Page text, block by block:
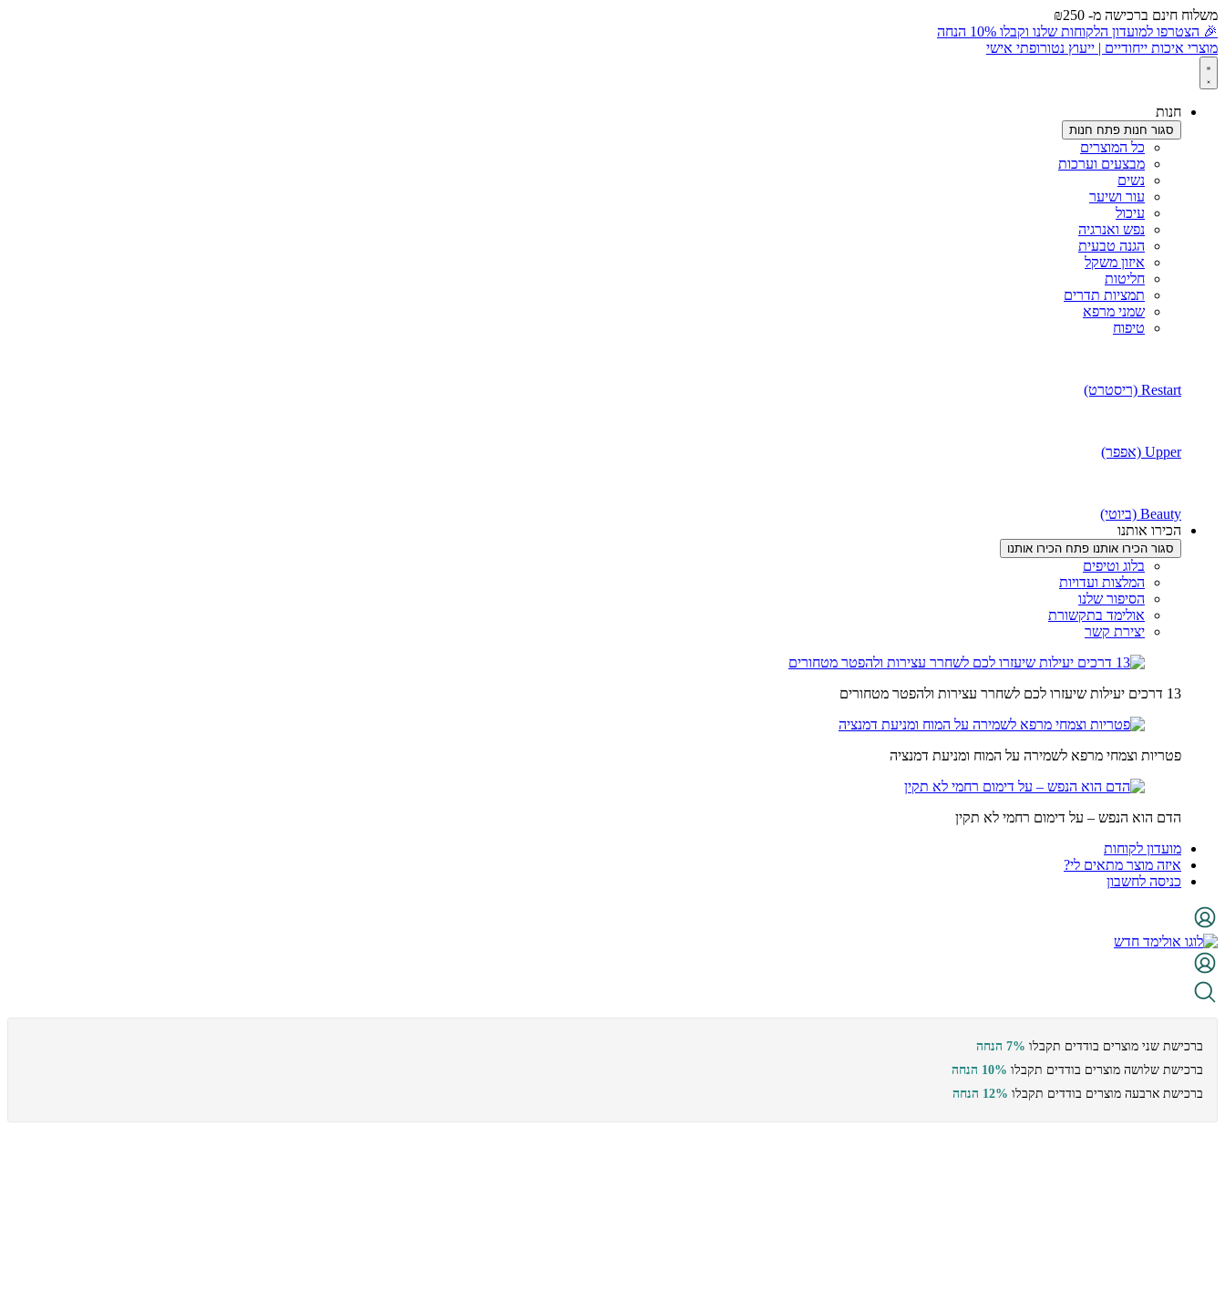
לתוכן
משלוח חינם ברכישה מ- ₪250
🎉 הצטרפו למועדון הלקוחות שלנו וקבלו 10% הנחה
מוצרי איכות ייחודיים | ייעוץ נטורופתי אישי
חנות
סגור חנות פתח חנות
כל המוצרים
מבצעים וערכות
נשים
עור ושיער
עיכול
נפש ואנרגיה
הגנה טבעית
איזון משקל
חליטות
תמציות תדרים
שמני מרפא
טיפוח
Restart (ריסטרט)
Upper (אפפר)
Beauty (ביוטי)
הכירו אותנו
סגור הכירו אותנו פתח הכירו אותנו
בלוג וטיפים
המלצות ועדויות
הסיפור שלנו
אולימד בתקשורת
יצירת קשר
13 דרכים יעילות שיעזרו לכם לשחרר עצירות ולהפטר מטחורים
פטריות וצמחי מרפא לשמירה על המוח ומניעת דמנציה
הדם הוא הנפש – על דימום רחמי לא תקין
מועדון לקוחות
איזה מוצר מתאים לי?
כניסה לחשבון
ברכישת שני מוצרים בודדים תקבלו 7% הנחה
ברכישת שלושה מוצרים בודדים תקבלו 10% הנחה
ברכישת ארבעה מוצרים בודדים תקבלו 12% הנחה